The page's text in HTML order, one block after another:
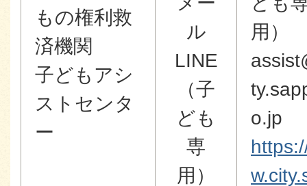
もの権利救
済機関
子どもアシ
ストセンタ
ー
ル
LINE
（子
ども
専
用）
用）
o.jp